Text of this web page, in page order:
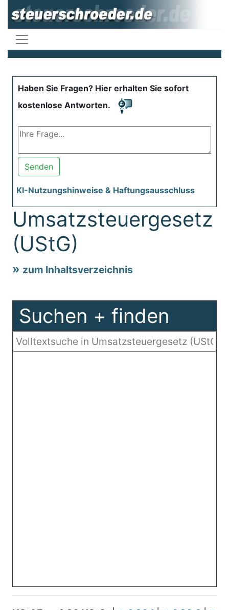
Haben Sie Fragen? Hier erhalten Sie sofort
kostenlose Antworten.
Senden
KI-Nutzungshinweise & Haftungsausschluss
Umsatzsteuergesetz
(UStG)
zum Inhaltsverzeichnis
Suchen + finden